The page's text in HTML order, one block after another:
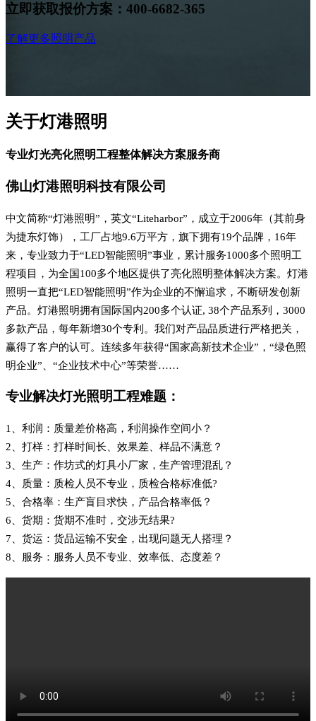
立即获取报价方案：400-6682-365
了解更多照明产品
关于灯港照明
专业灯光亮化照明工程整体解决方案服务商
佛山灯港照明科技有限公司
中文简称“灯港照明”，英文“Liteharbor”，成立于2006年（其前身
为捷东灯饰），工厂占地9.6万平方，旗下拥有19个品牌，16年
来，专业致力于“LED智能照明”事业，累计服务1000多个照明工
程项目，为全国100多个地区提供了亮化照明整体解决方案。灯港
照明一直把“LED智能照明”作为企业的不懈追求，不断研发创新
产品。灯港照明拥有国际国内200多个认证, 38个产品系列，3000
多款产品，每年新增30个专利。我们对产品品质进行严格把关，
赢得了客户的认可。连续多年获得“国家高新技术企业”，“绿色照
明企业”、“企业技术中心”等荣誉……
专业解决灯光照明工程难题：
1、利润：质量差价格高，利润操作空间小？
2、打样：打样时间长、效果差、样品不满意？
3、生产：作坊式的灯具小厂家，生产管理混乱？
4、质量：质检人员不专业，质检合格标准低?
5、合格率：生产盲目求快，产品合格率低？
6、货期：货期不准时，交涉无结果?
7、货运：货品运输不安全，出现问题无人搭理？
8、服务：服务人员不专业、效率低、态度差？